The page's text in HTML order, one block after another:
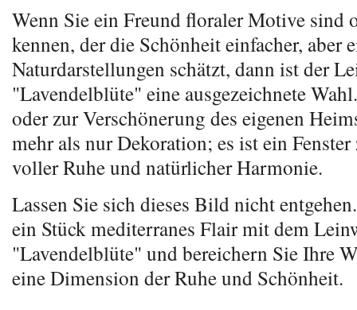
Wenn Sie ein Freund floraler Motive sind
kennen, der die Schönheit einfacher, aber
Naturdarstellungen schätzt, dann ist der
"Lavendelblüte" eine ausgezeichnete
oder zur Verschönerung des eigenen
mehr als nur Dekoration; es ist ein
voller Ruhe und natürlicher Harmonie.
Lassen Sie sich dieses Bild nicht
ein Stück mediterranes Flair mit dem
"Lavendelblüte" und bereichern Sie Ihre
eine Dimension der Ruhe und Schönheit.